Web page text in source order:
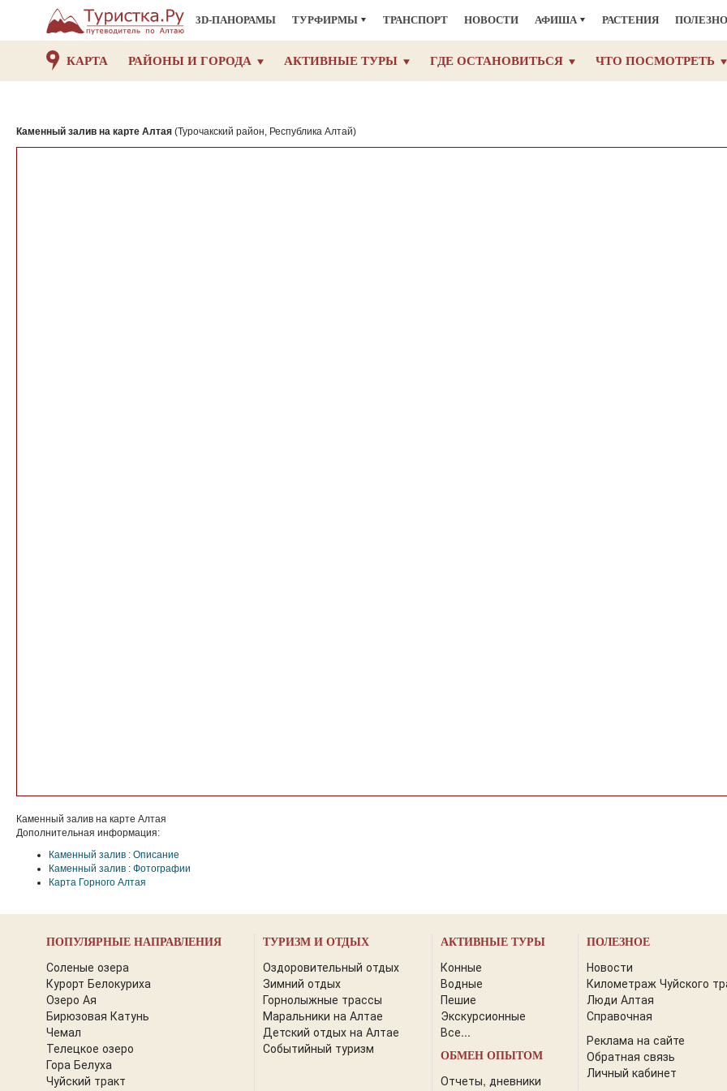
3D-ПАНОРАМЫ ТУРФИРМЫ ТРАНСПОРТ НОВОСТИ АФИША РАСТЕНИЯ
КАРТА РАЙОНЫ И ГОРОДА АКТИВНЫЕ ТУРЫ ГДЕ ОСТАНОВИТЬСЯ ЧТО ПОСМОТРЕТЬ
Каменный залив на карте Алтая (Турочакский район, Республика Алтай)
Каменный залив на карте Алтая
Дополнительная информация:
Каменный залив : Описание
Каменный залив : Фотографии
Карта Горного Алтая
ПОПУЛЯРНЫЕ НАПРАВЛЕНИЯ
Соленые озера
Курорт Белокуриха
Озеро Ая
Бирюзовая Катунь
Чемал
Телецкое озеро
Гора Белуха
Чуйский тракт
ТУРИЗМ И ОТДЫХ
Оздоровительный отдых
Зимний отдых
Горнолыжные трассы
Маральники на Алтае
Детский отдых на Алтае
Событийный туризм
АКТИВНЫЕ ТУРЫ
Конные
Водные
Пешие
Экскурсионные
Все...
ОБМЕН ОПЫТОМ
Отчеты, дневники
ПОЛЕЗНОЕ
Новости
Километраж Чуйского
Люди Алтая
Справочная
Реклама на сайте
Обратная связь
Личный кабинет